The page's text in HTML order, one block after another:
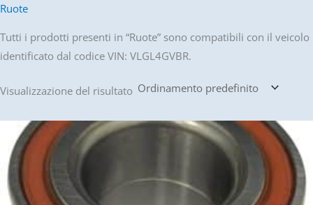
Ruote
Tutti i prodotti presenti in “Ruote” sono compatibili con il veicolo
identificato dal codice VIN: VLGL4GVBR.
Visualizzazione del risultato